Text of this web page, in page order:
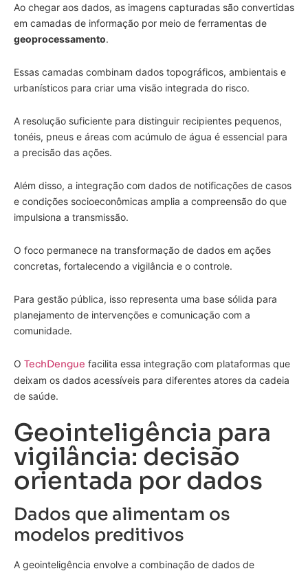
Ao chegar aos dados, as imagens capturadas são convertidas
em camadas de informação por meio de ferramentas de
geoprocessamento.
Essas camadas combinam dados topográficos, ambientais e
urbanísticos para criar uma visão integrada do risco.
A resolução suficiente para distinguir recipientes pequenos,
tonéis, pneus e áreas com acúmulo de água é essencial para
a precisão das ações.
Além disso, a integração com dados de notificações de casos
e condições socioeconômicas amplia a compreensão do que
impulsiona a transmissão.
O foco permanece na transformação de dados em ações
concretas, fortalecendo a vigilância e o controle.
Para gestão pública, isso representa uma base sólida para
planejamento de intervenções e comunicação com a
comunidade.
O TechDengue facilita essa integração com plataformas que
deixam os dados acessíveis para diferentes atores da cadeia
de saúde.
Geointeligência para
vigilância: decisão
orientada por dados
Dados que alimentam os
modelos preditivos
A geointeligência envolve a combinação de dados de